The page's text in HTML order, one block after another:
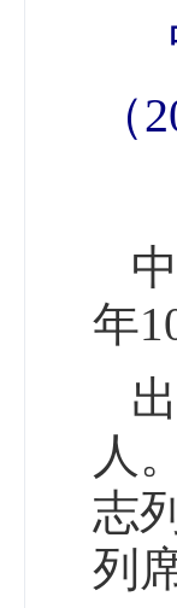
年
人
志
列